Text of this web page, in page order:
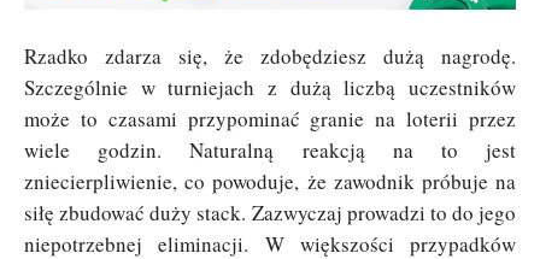
Rzadko zdarza się, że zdobędziesz dużą nagrodę.
Szczególnie w turniejach z dużą liczbą uczestników
może to czasami przypominać granie na loterii przez
wiele godzin. Naturalną reakcją na to jest
zniecierpliwienie, co powoduje, że zawodnik próbuje na
siłę zbudować duży stack. Zazwyczaj prowadzi to do jego
niepotrzebnej eliminacji. W większości przypadków